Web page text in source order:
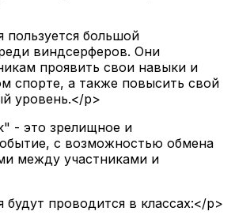
пользуется большой
виндсерферов. Они
проявить свои навыки и
спорте, а также повысить свой
уровень.</p>
- это зрелищное и
с возможностью обмена
между участниками и
будут проводится в классах:</p>